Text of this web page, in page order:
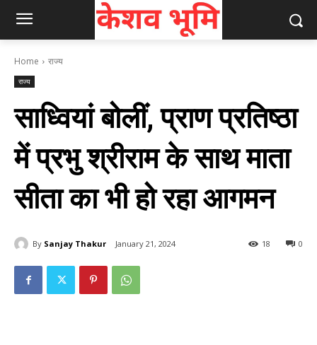
Home राज्य
राज्य
साध्वियां बोलीं, प्राण प्रतिष्‍ठा
में प्रभु श्रीराम के साथ माता
सीता का भी हो रहा आगमन
By Sanjay Thakur January 21, 2024 0
18